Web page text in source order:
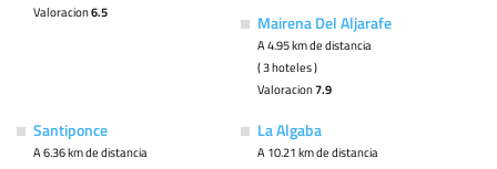
Valoracion6.5 Mairena Del Aljarafe
A 4.95 km de distancia
( 3 hoteles )
Valoracion7.9
Santiponce
A 6.36 km de distancia
La Algaba
A 10.21 km de distancia